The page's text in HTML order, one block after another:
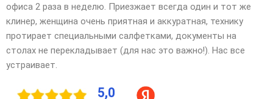
офиса 2 раза в неделю. Приезжает всегда один и тот же
клинер, женщина очень приятная и аккуратная, технику
протирает специальными салфетками, документы на
столах не перекладывает (для нас это важно!). Нас все
устраивает.
5,0